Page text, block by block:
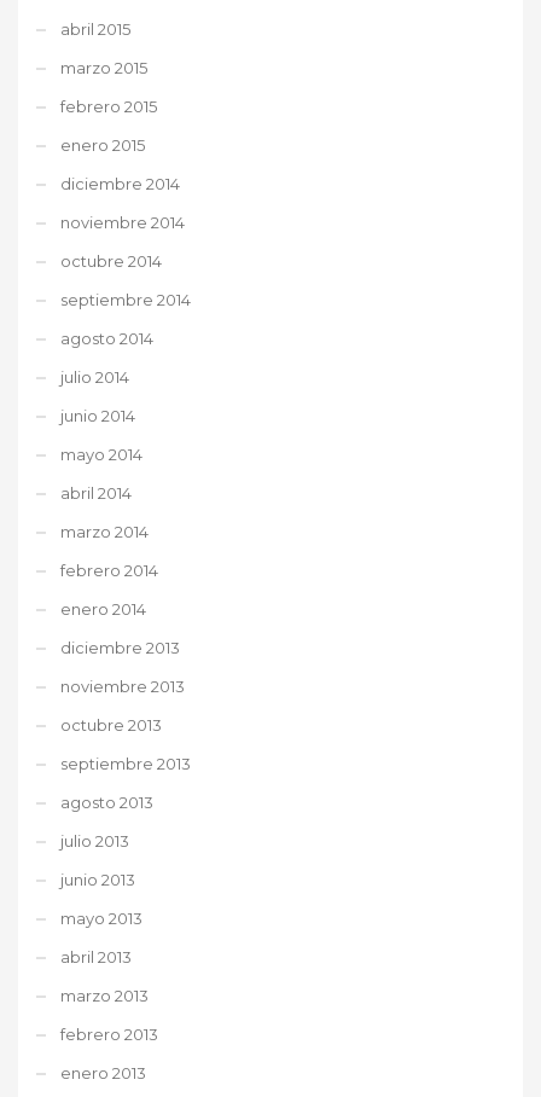
abril 2015
marzo 2015
febrero 2015
enero 2015
diciembre 2014
noviembre 2014
octubre 2014
septiembre 2014
agosto 2014
julio 2014
junio 2014
mayo 2014
abril 2014
marzo 2014
febrero 2014
enero 2014
diciembre 2013
noviembre 2013
octubre 2013
septiembre 2013
agosto 2013
julio 2013
junio 2013
mayo 2013
abril 2013
marzo 2013
febrero 2013
enero 2013